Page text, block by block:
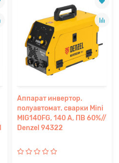
Аппарат инвертор.
полуавтомат. сварки Mini
MIG140FG, 140 А, ПВ 60%//
Denzel 94322